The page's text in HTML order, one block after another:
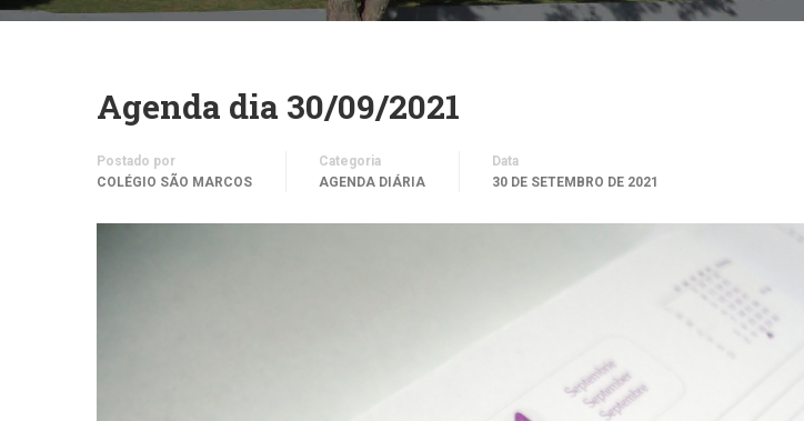
Agenda dia 30/09/2021
Postado por
COLÉGIO SÃO MARCOS
Categoria
AGENDA DIÁRIA
Data
30 DE SETEMBRO DE 2021